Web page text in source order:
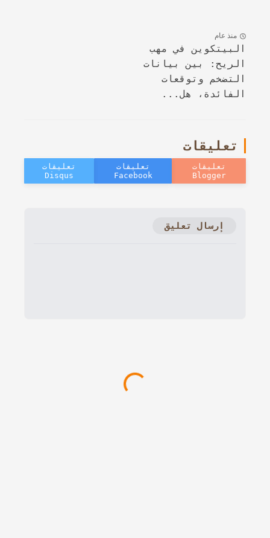
منذ عام
البيتكوين في مهب
الريح: بين بيانات
التضخم وتوقعات
الفائدة، هل...
تعليقات
إرسال تعليق